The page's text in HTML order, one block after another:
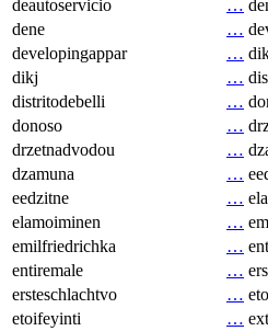
deautoservicio
…
dene
…
developingappar
…
dikj
…
distritodebelli
…
donoso
…
drzetnadvodou
…
dzamuna
…
eedzitne
…
elamoiminen
…
emilfriedrichka
…
entiremale
…
ersteschlachtvo
…
etoifeyinti
…